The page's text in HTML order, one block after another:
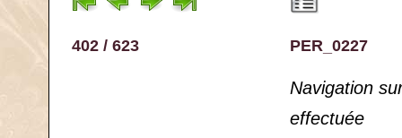
402 / 623 PER_0227
Navigation
effectuée